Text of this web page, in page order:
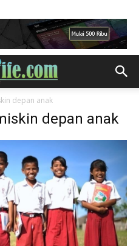
depan anak
depan anak